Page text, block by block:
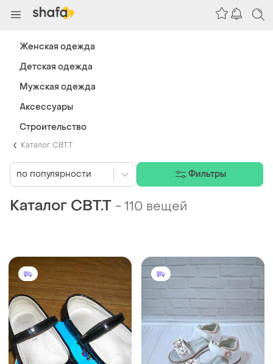
Каталог СВТ.Т
Каталог СВТ.Т -110 вещей
по популярности Фильтры
Женская одежда
Детская одежда
Мужская одежда
Аксессуары
Строительство